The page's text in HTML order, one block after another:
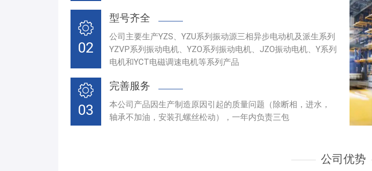
02
型号齐全
公司主要生产YZS、YZU系列振动源三相异步电动机及派生系列
YZVP系列振动电机、YZO系列振动电机、JZO振动电机、Y系列
电机和YCT电磁调速电机等系列产品
03
完善服务
本公司产品因生产制造原因引起的质量问题（除断相，进水，
轴承不加油，安装孔螺丝松动），一年内负责三包
公司优势